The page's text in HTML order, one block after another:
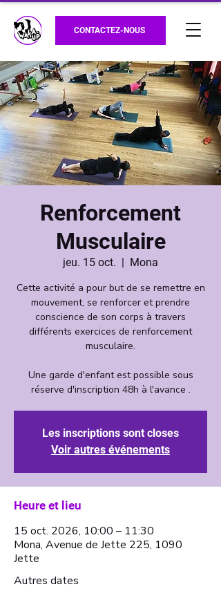
CONTACTEZ-NOUS
Renforcement
Musculaire
jeu. 15 oct.
  |
Mona
Cette activité a pour but de se remettre en
mouvement, se renforcer et prendre
conscience de son corps à travers
différents exercices de renforcement
musculaire.
Une garde d'enfant est possible sous
Les inscriptions sont closes
Voir autres événements
Heure et lieu
15 oct. 2026, 10:00 – 11:30
Mona, Avenue de Jette 225, 1090
Jette
Autres dates